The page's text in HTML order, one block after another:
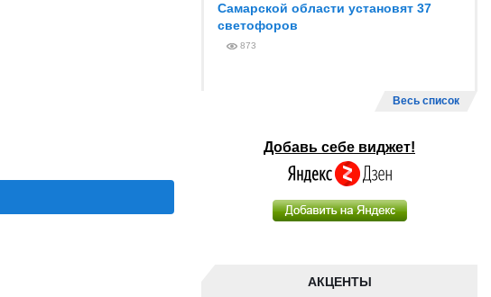
Самарской области установят 37
светофоров
873
Весь список
Добавь себе виджет!
АКЦЕНТЫ